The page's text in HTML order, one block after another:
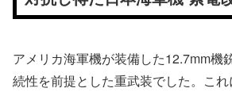
アメリカ海軍機が装備した12.7mm機
続性を前提とした重武装でした。こ